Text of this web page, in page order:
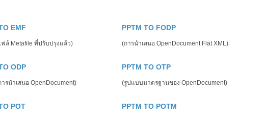
EMF
ล์ Metafile ที่ปรับปรุงแล้ว)
PPTM TO FODP
(การนำเสนอ OpenDocument Flat XML)
ODP
รนำเสนอ OpenDocument)
PPTM TO OTP
(รูปแบบมาตรฐานของ OpenDocument)
POT PPTM TO POTM